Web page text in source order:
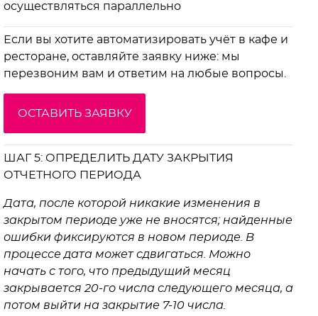
осуществляться параллельно
Если вы хотите автоматизировать учёт в кафе и
ресторане, оставляйте заявку ниже: мы
перезвоним вам и ответим на любые вопросы.
ОСТАВИТЬ ЗАЯВКУ
ШАГ 5: ОПРЕДЕЛИТЬ ДАТУ ЗАКРЫТИЯ
ОТЧЕТНОГО ПЕРИОДА
Дата, после которой никакие изменения в
закрытом периоде уже не вносятся; найденные
ошибки фиксируются в новом периоде. В
процессе дата может сдвигаться. Можно
начать с того, что предыдущий месяц
закрывается 20-го числа следующего месяца, а
потом выйти на закрытие 7-10 числа.